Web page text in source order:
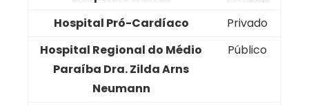
Hospital Pró-Cardíaco
Privado
Hospital Regional do Médio
Paraíba Dra. Zilda Arns
Neumann
Público